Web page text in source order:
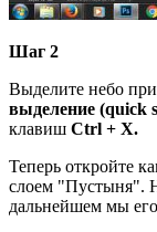
Шаг 2
Выделите небо
выделение (quick
клавиш Ctrl + X.
Теперь откройте
слоем "Пустыня".
дальнейшем мы